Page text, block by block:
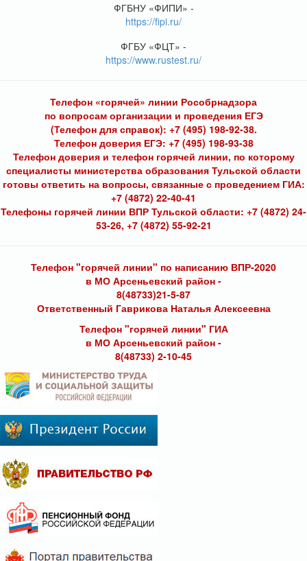
ФГБНУ «ФИПИ» -
https://fipi.ru/
ФГБУ «ФЦТ» -
https://www.rustest.ru/
Телефон «горячей» линии Рособрнадзора
по вопросам организации и проведения ЕГЭ
(Телефон для справок): +7 (495) 198-92-38.
Телефон доверия ЕГЭ: +7 (495) 198-93-38
Телефон доверия и телефон горячей линии, по которому
специалисты министерства образования Тульской области
готовы ответить на вопросы, связанные с проведением ГИА:
+7 (4872) 22-40-41
Телефоны горячей линии ВПР Тульской области: +7 (4872) 24-
53-26, +7 (4872) 55-92-21
Телефон "горячей линии" по написанию ВПР-2020
в МО Арсеньевский район -
8(48733)21-5-87
Ответственный Гаврикова Наталья Алексеевна
Телефон "горячей линии" ГИА
в МО Арсеньевский район -
8(48733) 2-10-45